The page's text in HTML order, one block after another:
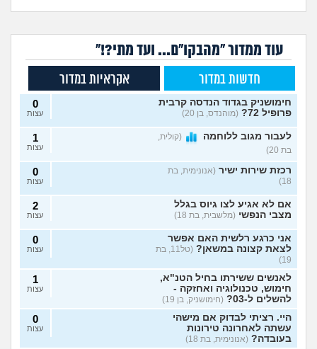
עוד ממדור "מהבקו"ם... ועד מתי?!"
חדשות במדור אקראיות במדור
חימושניק בגדוד הנדסה קרבית
פרופיל 72?
(מוהנדס, בן 20)
0
עצות
לעבור מגוב ללוחמה
(קולית,
בת 20)
1
עצות
רכזת שירות ישיר (אנונימית, בת
18)
0
עצות
אם לא אגיע לצו גיוס בגלל
מצבי הנפשי (מלשבית, בת 18)
2
עצות
אני כרגע רלשית האם אפשר
לצאת קצונה במשאן?
(טל11, בת
19)
0
עצות
לאנשים ששירתו בחיל הטנ"א,
חימוש, טכנולוגיה ואחזקה -
להשלים ל-03?
(חימושניק, בן 19)
1
עצות
היי. רציתי לבדוק אם מישהי
עשתה לאחרונה טירונות
בעובדה? (אנונימית, בת 18)
0
עצות